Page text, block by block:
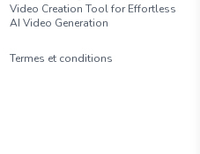
Video Creation Tool for Effortless
AI Video Generation
Termes et conditions